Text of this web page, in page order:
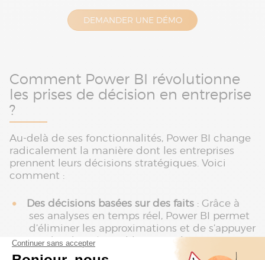
DEMANDER UNE DÉMO
Comment Power BI révolutionne
les prises de décision en entreprise
?
Au-delà de ses fonctionnalités, Power BI change
radicalement la manière dont les entreprises
prennent leurs décisions stratégiques. Voici
comment :
Des décisions basées sur des faits : Grâce à
ses analyses en temps réel, Power BI permet
d’éliminer les approximations et de s’appuyer
sur des données fiables pour chaque
décision.